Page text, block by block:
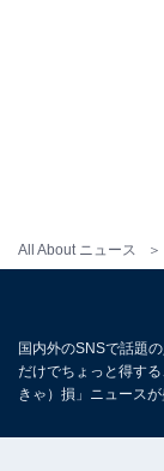
All About ニュース
国内外のSNSで話題
だけでちょっと得す
きゃ）損」ニュースが